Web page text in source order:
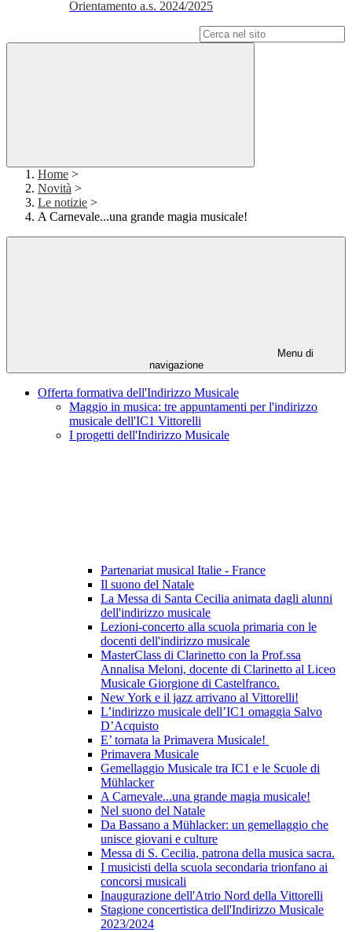
Orientamento a.s. 2024/2025
Home >
Novità >
Le notizie >
A Carnevale...una grande magia musicale!
Menu di
navigazione
Offerta formativa dell'Indirizzo Musicale
Maggio in musica: tre appuntamenti per l'indirizzo
musicale dell'IC1 Vittorelli
I progetti dell'Indirizzo Musicale
Partenariat musical Italie - France
Il suono del Natale
La Messa di Santa Cecilia animata dagli alunni
dell'indirizzo musicale
Lezioni-concerto alla scuola primaria con le
docenti dell'indirizzo musicale
MasterClass di Clarinetto con la Prof.ssa
Annalisa Meloni, docente di Clarinetto al Liceo
Musicale Giorgione di Castelfranco.
New York e il jazz arrivano al Vittorelli!
L’indirizzo musicale dell’IC1 omaggia Salvo
D’Acquisto
E’ tornata la Primavera Musicale!
Primavera Musicale
Gemellaggio Musicale tra IC1 e le Scuole di
Mühlacker
A Carnevale...una grande magia musicale!
Nel suono del Natale
Da Bassano a Mühlacker: un gemellaggio che
unisce giovani e culture
Messa di S. Cecilia, patrona della musica sacra.
I musicisti della scuola secondaria trionfano ai
concorsi musicali
Inaugurazione dell'Atrio Nord della Vittorelli
Stagione concertistica dell'Indirizzo Musicale
2023/2024